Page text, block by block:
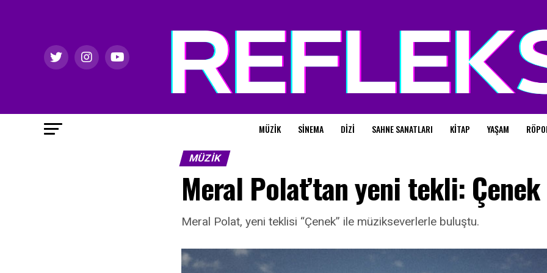
MÜZIK SINEMA DIZI SAHNE SANATLARI KITAP YAŞAM
MÜZIK
Meral Polat’tan yeni tekli: Çenek
Meral Polat, yeni teklisi “Çenek” ile müzikseverlerle buluştu.